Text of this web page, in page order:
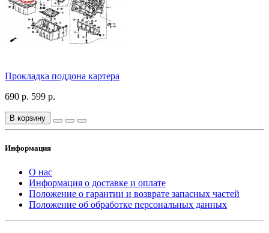
Прокладка поддона картера
690 р. 599 р.
В корзину
Информация
О нас
Информация о доставке и оплате
Положение о гарантии и возврате запасных частей
Положение об обработке персональных данных